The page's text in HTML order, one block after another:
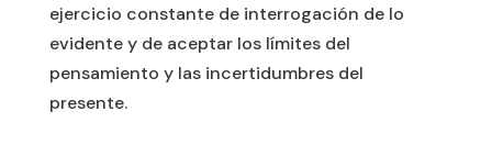
ejercicio constante de interrogación de lo
evidente y de aceptar los límites del
pensamiento y las incertidumbres del
presente.